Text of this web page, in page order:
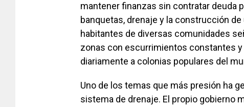
mantener finanzas sin contratar deuda
banquetas, drenaje y la construcción
habitantes de diversas comunidades
zonas con escurrimientos constantes
diariamente a colonias populares del
Uno de los temas que más presión ha
sistema de drenaje. El propio gobierno